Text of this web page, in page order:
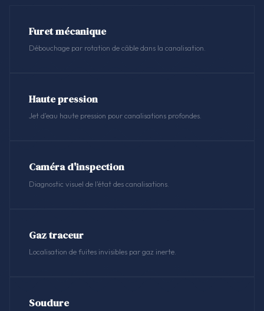
Furet mécanique
Débouchage par rotation de câble dans la canalisation.
Haute pression
Jet d'eau haute pression pour canalisations profondes.
Caméra d'inspection
Diagnostic visuel de l'état des canalisations.
Gaz traceur
Localisation de fuites invisibles par gaz inerte.
Soudure